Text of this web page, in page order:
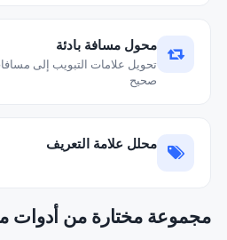
محول مسافة بادئة
تحويل علامات التبويب إلى
صحيح
محلل علامة التعريف
مجموعة مختارة من أدوات